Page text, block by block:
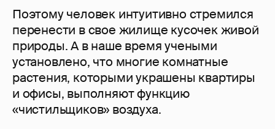
Поэтому человек интуитивно стремился
перенести в свое жилище кусочек живой
природы. А в наше время учеными
установлено, что многие комнатные
растения, которыми украшены квартиры
и офисы, выполняют функцию
«чистильщиков» воздуха.